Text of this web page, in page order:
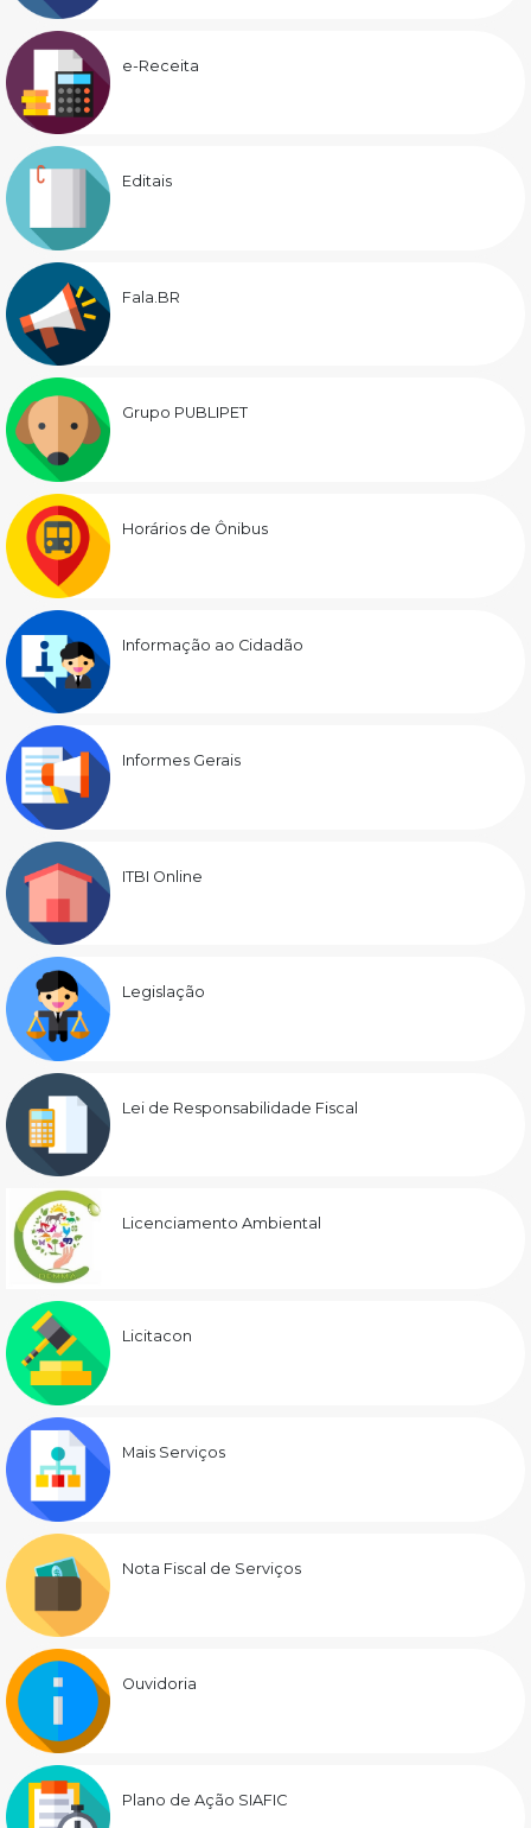
e-Receita
Editais
Fala.BR
Grupo PUBLIPET
Horários de Ônibus
Informação ao Cidadão
Informes Gerais
ITBI Online
Legislação
Lei de Responsabilidade Fiscal
Licenciamento Ambiental
Licitacon
Mais Serviços
Nota Fiscal de Serviços
Ouvidoria
Plano de Ação SIAFIC